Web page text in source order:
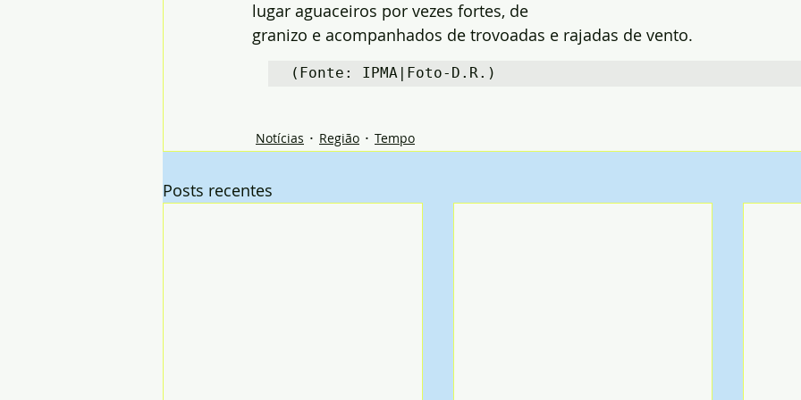
lugar aguaceiros por vezes fortes, de
granizo e acompanhados de trovoadas e rajadas de vento.
(Fonte: IPMA|Foto-D.R.)
Notícias Região Tempo
Posts recentes